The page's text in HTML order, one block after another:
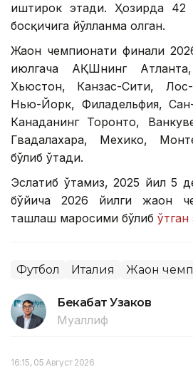
иштирок этади. Ҳозирда
босқичига йўлланма олган.
Жаҳон чемпионати финали
июлгача АҚШнинг
Хьюстон, Канзас-Сити,
Нью-Йорк, Филадельфия,
Канаданинг Торонто,
Гвадалахара, Мехико,
бўлиб ўтади.
Эслатиб ўтамиз, 2025 йил 5
бўйича 2026 йилги жаҳон
ташлаш маросими бўлиб
Футбол Италия Жаҳон
Бекабат Узаков
Муаллиф
16:15, 05 Август 2026